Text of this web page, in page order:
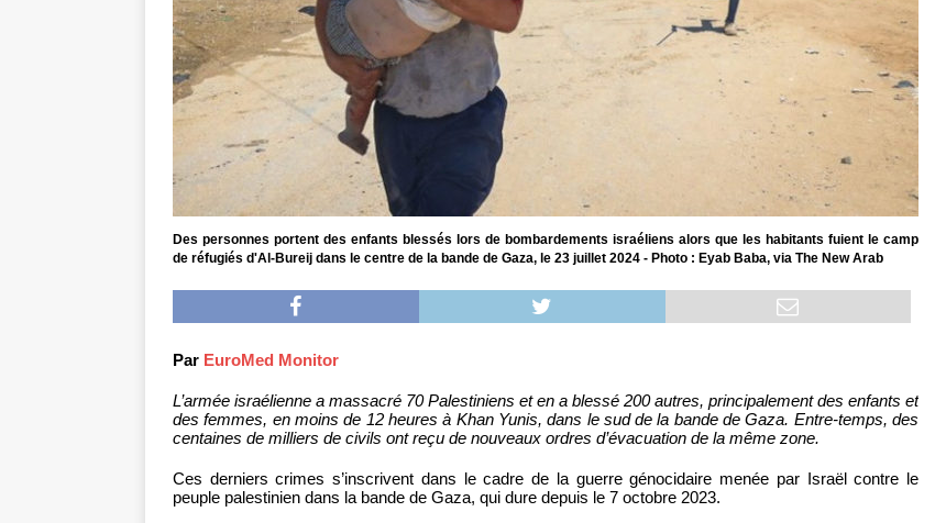
Des personnes portent des enfants blessés lors de bombardements israéliens alors que les habitants fuient le camp
de réfugiés d'Al-Bureij dans le centre de la bande de Gaza, le 23 juillet 2024 - Photo : Eyab Baba, via The New Arab
Par EuroMed Monitor
L’armée israélienne a massacré 70 Palestiniens et en a blessé 200 autres, principalement des enfants et
des femmes, en moins de 12 heures à Khan Yunis, dans le sud de la bande de Gaza. Entre-temps, des
centaines de milliers de civils ont reçu de nouveaux ordres d’évacuation de la même zone.
Ces derniers crimes s’inscrivent dans le cadre de la guerre génocidaire menée par Israël contre le
peuple palestinien dans la bande de Gaza, qui dure depuis le 7 octobre 2023.